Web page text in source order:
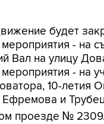
будет
- на
Вал на улицу
- на
10-летия
и
проезде №